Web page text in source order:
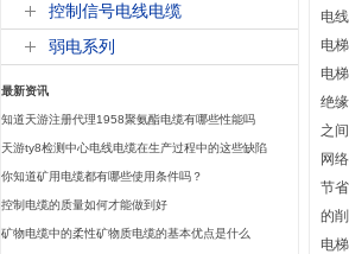
控制信号电线电缆
弱电系列
最新资讯
知道天游注册代理1958聚氨酯电缆有哪些性能吗
天游ty8检测中心电线电缆在生产过程中的这些缺陷
你知道矿用电缆都有哪些使用条件吗？
控制电缆的质量如何才能做到好
矿物电缆中的柔性矿物质电缆的基本优点是什么
电
电
电
绝
之
网
节
的
电